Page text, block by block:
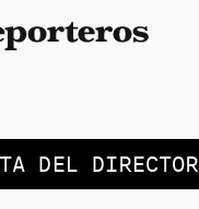
DEL DIRECTOR